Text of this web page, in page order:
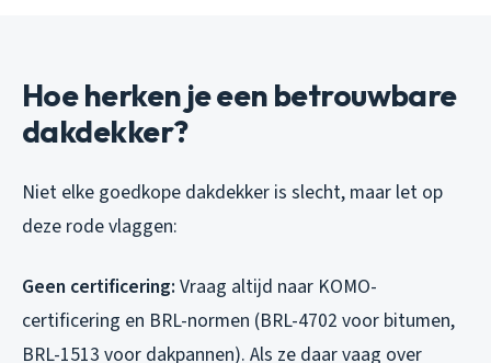
Hoe herken je een betrouwbare
dakdekker?
Niet elke goedkope dakdekker is slecht, maar let op
deze rode vlaggen:
Geen certificering: Vraag altijd naar KOMO-
certificering en BRL-normen (BRL-4702 voor bitumen,
BRL-1513 voor dakpannen). Als ze daar vaag over